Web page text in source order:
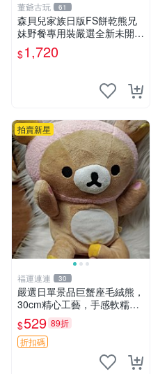
董爺古玩 61
森貝兒家族日版FS餅乾熊兄
妹野餐專用裝嚴選全新未開
封，包含兩組大童款紙盒裝，
適合收藏與分享。 餅乾熊兄
$1,720
拍賣新星
福運連連 30
嚴選日單景品巨蟹座毛絨熊，
30cm精心工藝，手感軟糯推
薦收藏送人 巨蟹座 毛絨玩具
精緻做工
$529 89折
折扣碼